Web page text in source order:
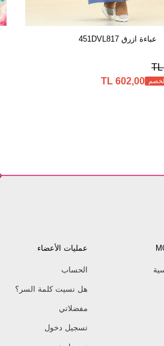
عباءة ازرق 451DVL817
602,00 TL
عمليات الأعضاء
الحساب
هل نسيت كلمة السر؟
مفضلاتي
تسجيل دخول